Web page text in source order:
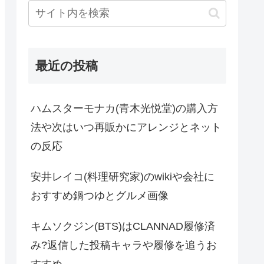
最近の投稿
ハムスターモナカ(青木光悦堂)の購入方
法や次はいつ再販かにアレンジとネット
の反応
安井レイコ(料理研究家)のwikiや会社に
おすすめ鍋つゆとグルメ画像
キムソクジン(BTS)はCLANNAD履修済
み?返信した投稿キャラや履修を追うお